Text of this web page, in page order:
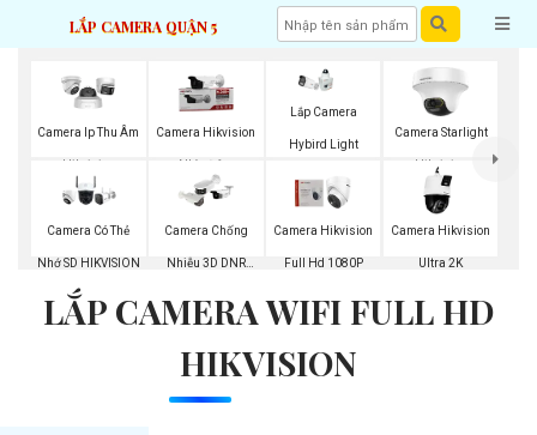
LẮP CAMERA QUẬN 5
Camera Ip Thu Âm
Hikvision
Camera Hikvision
Nhìn Đêm
Lắp Camera
Hybird Light
Camera Starlight
Hikvision
Camera Có Thẻ
Nhớ SD HIKVISION
Camera Chống
Nhiễu 3D DNR
Camera Hikvision
Full Hd 1080P
Camera Hikvision
Ultra 2K
LẮP CAMERA WIFI FULL HD
HIKVISION